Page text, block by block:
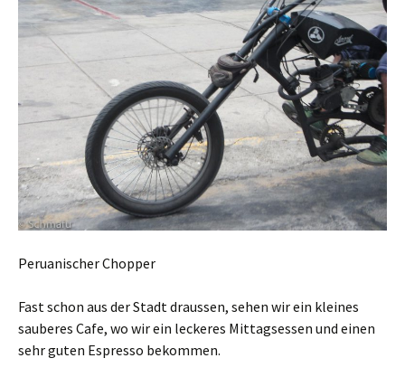
Peruanischer Chopper
Fast schon aus der Stadt draussen, sehen wir ein kleines
sauberes Cafe, wo wir ein leckeres Mittagsessen und einen
sehr guten Espresso bekommen.